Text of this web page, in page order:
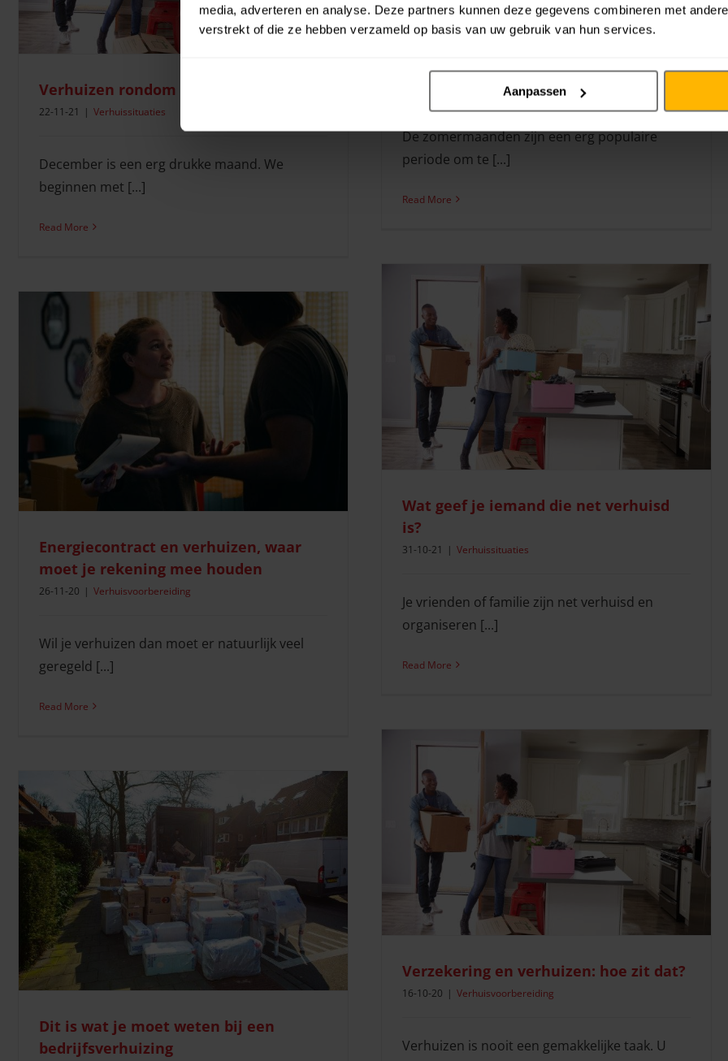
media, adverteren en analyse. Deze partners kunnen deze gegevens combineren met
verstrekt of die ze hebben verzameld op basis van uw gebruik van hun services.
Aanpassen
Verhuizen in de zomer? Lees hier onze
Verhuissituaties
De zomermaanden zijn een erg populaire
periode om te [...]
Read More
Verhuizen rondom de feestdagen
22-11-21 | Verhuissituaties
December is een erg drukke maand. We
beginnen met [...]
Read More
Wat geef je iemand die net verhuisd is?
Verhuissituaties
Wat geef je iemand die net verhuisd
is?
31-10-21 | Verhuissituaties
Je vrienden of familie zijn net verhuisd en
organiseren [...]
Read More
Verhuizen tijdens de corona crisis
Verhuissituaties
Energiecontract en verhuizen, waar
moet je rekening mee houden
26-11-20 | Verhuisvoorbereiding
Wil je verhuizen dan moet er natuurlijk veel
geregeld [...]
Read More
Wat te doen tegen verhuisstress?
Verhuistips
Verzekering en verhuizen: hoe zit dat?
Verhuisvoorbereiding
Verzekering en verhuizen: hoe zit dat?
16-10-20 | Verhuisvoorbereiding
Verhuizen is nooit een gemakkelijke taak. U
Dit is wat je moet weten bij een
bedrijfsverhuizing